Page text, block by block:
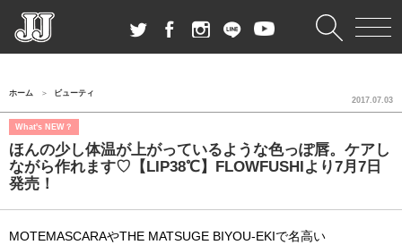
ホーム ビューティ
What's NEW？
ほんの少し体温が上がっているような色っぽ唇。ケアし
ながら作れます♡【LIP38℃】FLOWFUSHIより7月7日
発売！
2017.07.03
MOTEMASCARAやTHE MATSUGE BIYOU-EKIで名高い